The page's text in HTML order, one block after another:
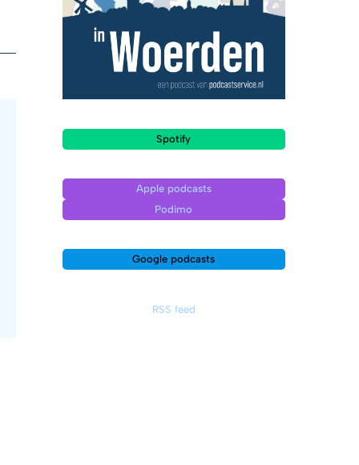
Spotify
Apple podcasts
Podimo
Google podcasts
RSS feed